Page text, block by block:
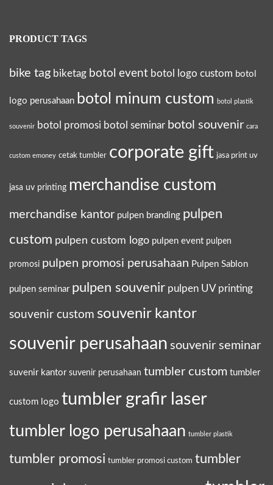
PRODUCT TAGS
bike tag biketag botol event botol logo custom botol
logo perusahaan botol minum custom botol plastik
souvenir botol promosi botol seminar botol souvenir cara
custom emoney cetak tumbler corporate gift jasa print uv
jasa uv printing merchandise custom
merchandise kantor pulpen branding pulpen
custom pulpen custom logo pulpen event pulpen
promosi pulpen promosi perusahaan Pulpen Sablon
pulpen seminar pulpen souvenir pulpen UV printing
souvenir custom souvenir kantor
souvenir perusahaan souvenir seminar
suvenir kantor suvenir perusahaan tumbler custom tumbler
custom logo tumbler grafir laser
tumbler logo perusahaan tumbler plastik
tumbler promosi tumbler promosi custom tumbler